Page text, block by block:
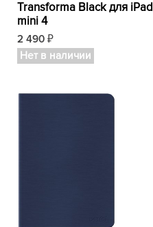
Transforma Black для iPad
mini 4
2 490 ₽
Нет в наличии